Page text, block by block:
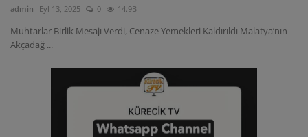
ULUSLARARASI
admin Eyl 13, 2025 0 14.9B
Muhtarlar Birlik Mesajı Verdi, Cenaze Yemekleri Kaldırıldı Malatya’nın
Akçadağ ...